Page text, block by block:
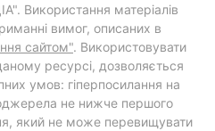
Використання матеріалів
вимог, описаних в
сайтом". Використовувати
ресурсі, дозволяється
умов: гіперпосилання на
не нижче першого
який не може перевищувати